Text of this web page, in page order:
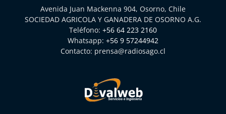
Avenida Juan Mackenna 904, Osorno, Chile
SOCIEDAD AGRICOLA Y GANADERA DE OSORNO A.G.
Teléfono: +56 64 223 2160
Whatsapp: +56 9 57244942
Contacto: prensa@radiosago.cl